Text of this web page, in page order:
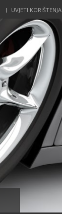
UVJETI KORIŠTENJA